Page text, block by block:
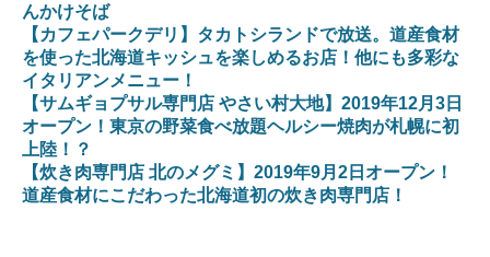
んかけそば
【カフェパークデリ】タカトシランドで放送。道産食材
を使った北海道キッシュを楽しめるお店！他にも多彩な
イタリアンメニュー！
【サムギョプサル専門店 やさい村大地】2019年12月3日
オープン！東京の野菜食べ放題ヘルシー焼肉が札幌に初
上陸！？
【炊き肉専門店 北のメグミ】2019年9月2日オープン！
道産食材にこだわった北海道初の炊き肉専門店！